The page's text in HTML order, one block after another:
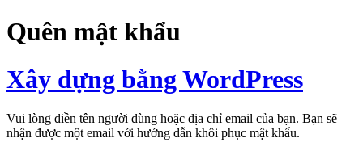
Quên mật khẩu
Xây dựng bằng WordPress
Vui lòng điền tên người dùng hoặc địa chỉ email của bạn. Bạn sẽ
nhận được một email với hướng dẫn khôi phục mật khẩu.